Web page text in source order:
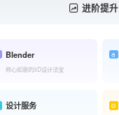
进阶提升
Blender
称心如意的3D设计法宝
设计服务